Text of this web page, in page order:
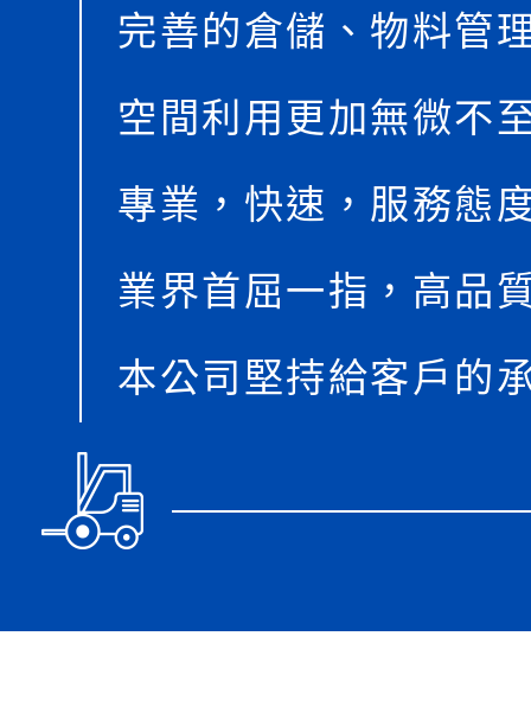
完善的倉儲、物料管
空間利用更加無微不
專業，快速，服務態
業界首屈一指，高品
本公司堅持給客戶的